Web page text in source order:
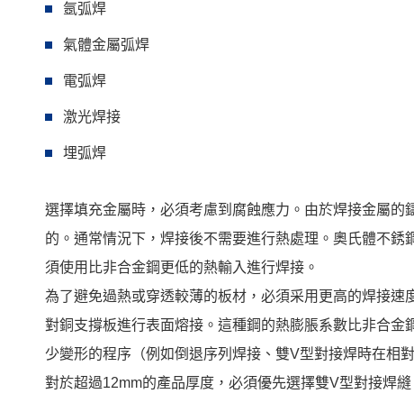
氬弧焊
氣體金屬弧焊
電弧焊
激光焊接
埋弧焊
選擇填充金屬時，必須考慮到腐蝕應力。由於焊接金屬
的。通常情況下，焊接後不需要進行熱處理。奧氏體不
須使用比非合金鋼更低的熱輸入進行焊接。
為了避免過熱或穿透較薄的板材，必須采用更高的焊接
對銅支撐板進行表面熔接。這種鋼的熱膨脹系數比非合
少變形的程序（例如倒退序列焊接、雙V型對接焊時在相
對於超過12mm的產品厚度，必須優先選擇雙V型對接焊